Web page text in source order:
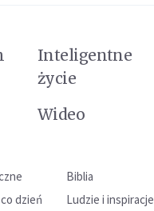
Inteligentne
życie
Wideo
Biblia
dzień Ludzie i inspiracje